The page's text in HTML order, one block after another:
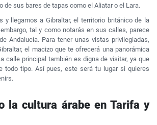
de sus bares de tapas como el Aliatar o el Lara.
y llegamos a Gibraltar, el territorio británico de la
tal y como notarás en sus calles, parece
Andalucía. Para tener unas vistas privilegiadas,
el macizo que te ofrecerá una panorámica
calle principal también es digna de visitar, ya que
todo tipo. Así pues, este será tu lugar si quieres
la cultura árabe en Tarifa y